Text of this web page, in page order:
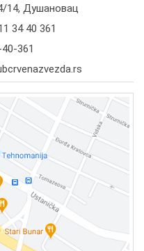
14, Душановац
34 40 361
361